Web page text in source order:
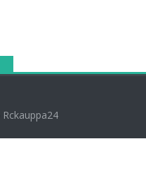
Rckauppa24